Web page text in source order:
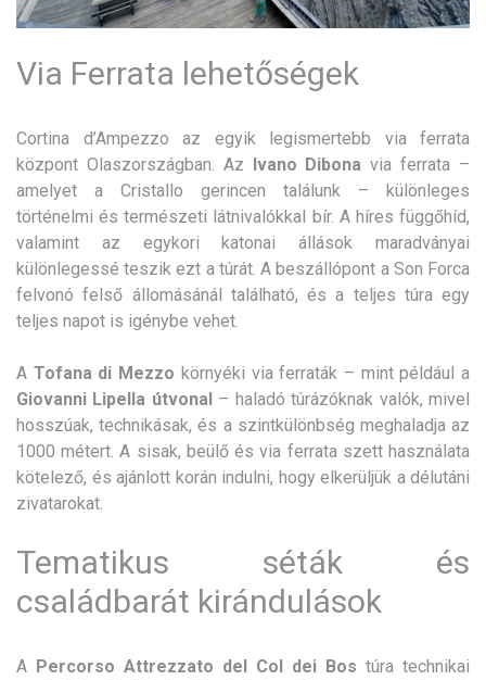
Via Ferrata lehetőségek
Cortina d’Ampezzo az egyik legismertebb via ferrata
központ Olaszországban. Az Ivano Dibona via ferrata –
amelyet a Cristallo gerincen találunk – különleges
történelmi és természeti látnivalókkal bír. A híres függőhíd,
valamint az egykori katonai állások maradványai
különlegessé teszik ezt a túrát. A beszállópont a Son Forca
felvonó felső állomásánál található, és a teljes túra egy
teljes napot is igénybe vehet.
A Tofana di Mezzo környéki via ferraták – mint például a
Giovanni Lipella útvonal– haladó túrázóknak valók, mivel
hosszúak, technikásak, és a szintkülönbség meghaladja az
1000 métert. A sisak, beülő és via ferrata szett használata
kötelező, és ajánlott korán indulni, hogy elkerüljük a délutáni
zivatarokat.
Tematikus séták és
családbarát kirándulások
A Percorso Attrezzato del Col dei Bos túra technikai